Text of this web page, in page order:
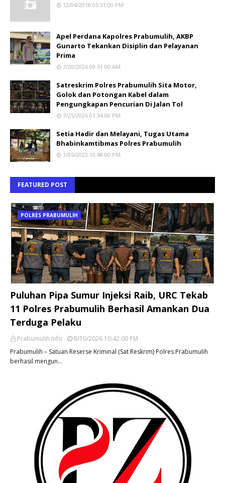
12/04/2018 05:31:00 PM
Apel Perdana Kapolres Prabumulih, AKBP
Gunarto Tekankan Disiplin dan Pelayanan
Prima
7/20/2026 09:51:00 AM
Satreskrim Polres Prabumulih Sita Motor,
Golok dan Potongan Kabel dalam
Pengungkapan Pencurian Di Jalan Tol
7/25/2026 01:34:00 PM
Setia Hadir dan Melayani, Tugas Utama
Bhabinkamtibmas Polres Prabumulih
1/05/2023 10:48:00 PM
FEATURED POST
POLRES PRABUMULIH
Puluhan Pipa Sumur Injeksi Raib, URC Tekab
11 Polres Prabumulih Berhasil Amankan Dua
Terduga Pelaku
Prabumulih Info
8/10/2026 10:42:00 PM
Prabumulih – Satuan Reserse Kriminal (Sat Reskrim) Polres Prabumulih
berhasil mengun…